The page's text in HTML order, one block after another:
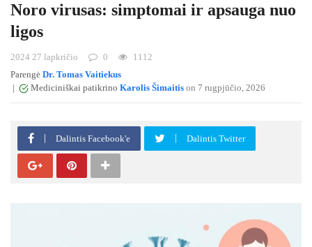
Noro virusas: simptomai ir apsauga nuo
ligos
2024 27 lapkričio 0
1112
Parengė Dr. Tomas Vaitiekus
|
Mediciniškai patikrino Karolis Šimaitis on 7 rugpjūčio, 2026
Dalintis Facebook'e Dalintis Twitter